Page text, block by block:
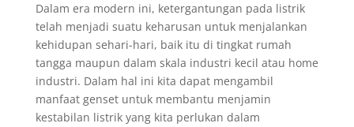
Dalam era modern ini, ketergantungan pada listrik
telah menjadi suatu keharusan untuk menjalankan
kehidupan sehari-hari, baik itu di tingkat rumah
tangga maupun dalam skala industri kecil atau home
industri. Dalam hal ini kita dapat mengambil
manfaat genset untuk membantu menjamin
kestabilan listrik yang kita perlukan dalam